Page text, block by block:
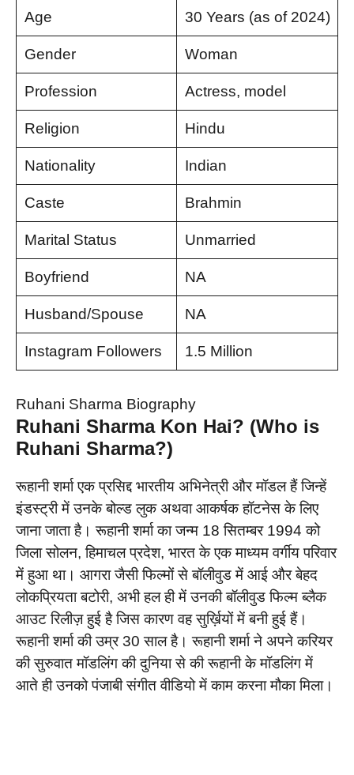
Age 30 Years (as of 2024)
Gender Woman
Profession Actress, model
Religion Hindu
Nationality Indian
Caste Brahmin
Marital Status Unmarried
Boyfriend NA
Husband/Spouse NA
Instagram Followers 1.5 Million
Ruhani Sharma Biography
Ruhani Sharma Kon Hai? (Who is
Ruhani Sharma?)
रूहानी शर्मा एक प्रसिद्द भारतीय अभिनेत्री और मॉडल हैं जिन्हें
इंडस्ट्री में उनके बोल्ड लुक अथवा आकर्षक हॉटनेस के लिए
जाना जाता है। रूहानी शर्मा का जन्म 18 सितम्बर 1994 को
जिला सोलन, हिमाचल प्रदेश, भारत के एक माध्यम वर्गीय परिवार
में हुआ था। आगरा जैसी फिल्मों से बॉलीवुड में आई और बेहद
लोकप्रियता बटोरी, अभी हल ही में उनकी बॉलीवुड फिल्म ब्लैक
आउट रिलीज़ हुई है जिस कारण वह सुर्ख़ियों में बनी हुई हैं।
रूहानी शर्मा की उम्र 30 साल है। रूहानी शर्मा ने अपने करियर
की सुरुवात मॉडलिंग की दुनिया से की रूहानी के मॉडलिंग में
आते ही उनको पंजाबी संगीत वीडियो में काम करना मौका मिला।